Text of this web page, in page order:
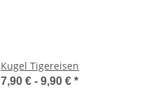
Kugel Tigereisen
7,90 € - 9,90 € *